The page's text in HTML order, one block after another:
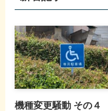
機種変更騒動 その